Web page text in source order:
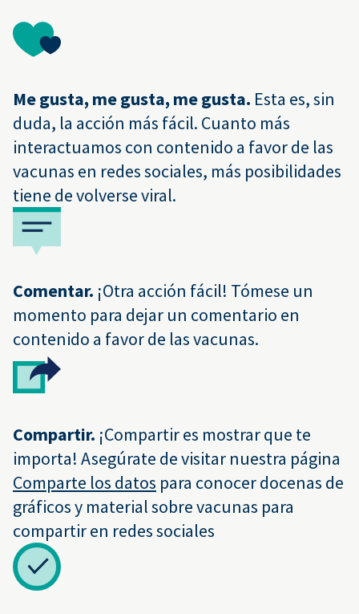
Me gusta, me gusta, me gusta. Esta es, sin
duda, la acción más fácil. Cuanto más
interactuamos con contenido a favor de las
vacunas en redes sociales, más posibilidades
tiene de volverse viral.
Comentar. ¡Otra acción fácil! Tómese un
momento para dejar un comentario en
contenido a favor de las vacunas.
Compartir. ¡Compartir es mostrar que te
importa! Asegúrate de visitar nuestra página
Comparte los datos para conocer docenas de
gráficos y material sobre vacunas para
compartir en redes sociales